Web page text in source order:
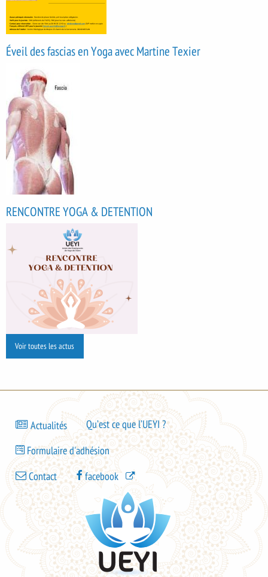
Éveil des fascias en Yoga avec Martine Texier
RENCONTRE YOGA & DETENTION
Voir toutes les actus
Bas
page
-
menu
Actualités Qu’est ce que l’UEYI ?
Bas
de
page
-
menu
2
Formulaire d'adhésion
Bas
de
page
-
menu
3
Contact facebook
UEYI